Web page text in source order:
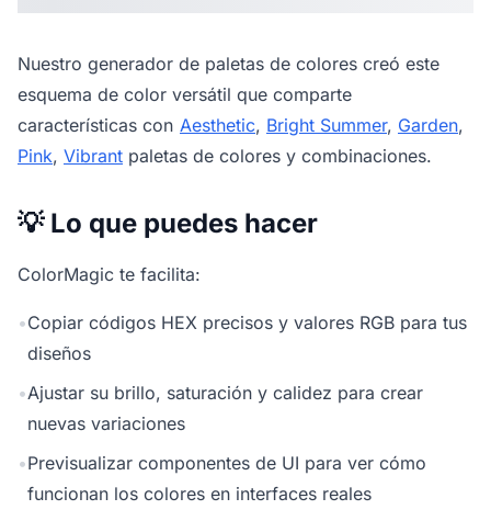
Nuestro generador de paletas de colores creó este
esquema de color versátil que comparte
características con Aesthetic, Bright Summer, Garden,
Pink, Vibrant paletas de colores y combinaciones.
💡 Lo que puedes hacer
ColorMagic te facilita:
•Copiar códigos HEX precisos y valores RGB para tus
diseños
•Ajustar su brillo, saturación y calidez para crear
nuevas variaciones
•Previsualizar componentes de UI para ver cómo
funcionan los colores en interfaces reales